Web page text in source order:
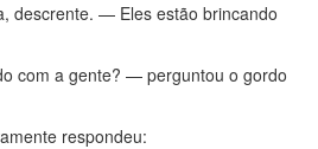
descrente. — Eles estão brincando
com a gente? — perguntou o gordo
respondeu: